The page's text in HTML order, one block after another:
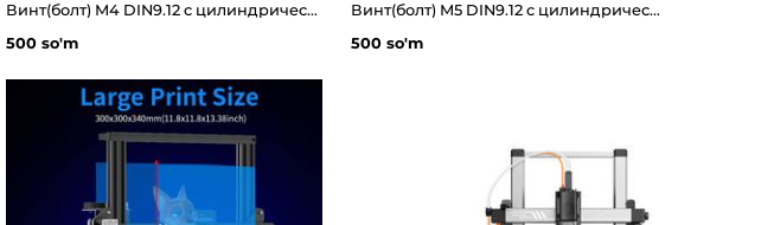
Винт(болт) М4 DIN9.12 с цилиндрической головкой и внутренним шестигранником из нержавеющий стали длина 8мм
500 so'm
Винт(болт) М5 DIN9.12 с цилиндрической головкой и внутренним шестигранником из нержавеющий стали длина 8мм
500 so'm